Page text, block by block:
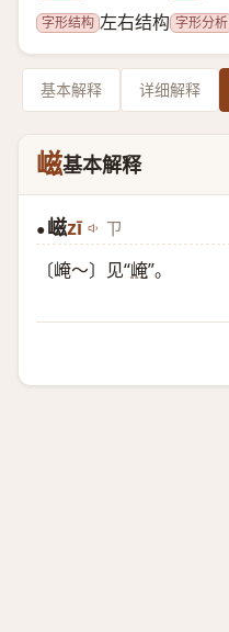
字形结构 左右结构 字形分析
基本解释 详细解释
嵫基本解释
● 嵫zī ㄗ
〔崦～〕见“崦”。